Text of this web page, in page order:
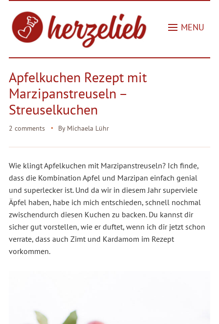
MENU
Apfelkuchen Rezept mit
Marzipanstreuseln –
Streuselkuchen
2 comments By Michaela Lühr
Wie klingt Apfelkuchen mit Marzipanstreuseln? Ich finde,
dass die Kombination Apfel und Marzipan einfach genial
und superlecker ist. Und da wir in diesem Jahr superviele
Äpfel haben, habe ich mich entschieden, schnell nochmal
zwischendurch diesen Kuchen zu backen. Du kannst dir
sicher gut vorstellen, wie er duftet, wenn ich dir jetzt schon
verrate, dass auch Zimt und Kardamom im Rezept
vorkommen.